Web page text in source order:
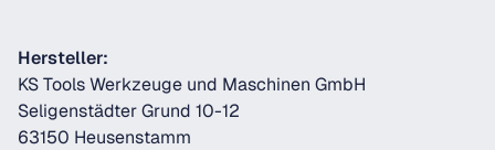
Hersteller:
KS Tools Werkzeuge und Maschinen GmbH
Seligenstädter Grund 10-12
63150 Heusenstamm